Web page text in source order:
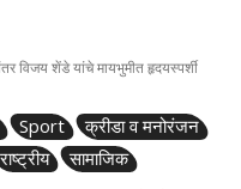
विजय शेंडे यांचे मायभुमीत हृदयस्पर्शी
Sport
क्रीडा व मनोरंजन
राष्ट्रीय सामाजिक